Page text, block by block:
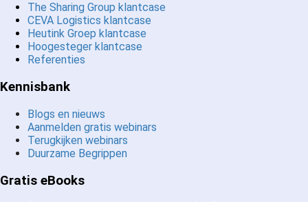
The Sharing Group klantcase
CEVA Logistics klantcase
Heutink Groep klantcase
Hoogesteger klantcase
Referenties
Kennisbank
Blogs en nieuws
Aanmelden gratis webinars
Terugkijken webinars
Duurzame Begrippen
Gratis eBooks